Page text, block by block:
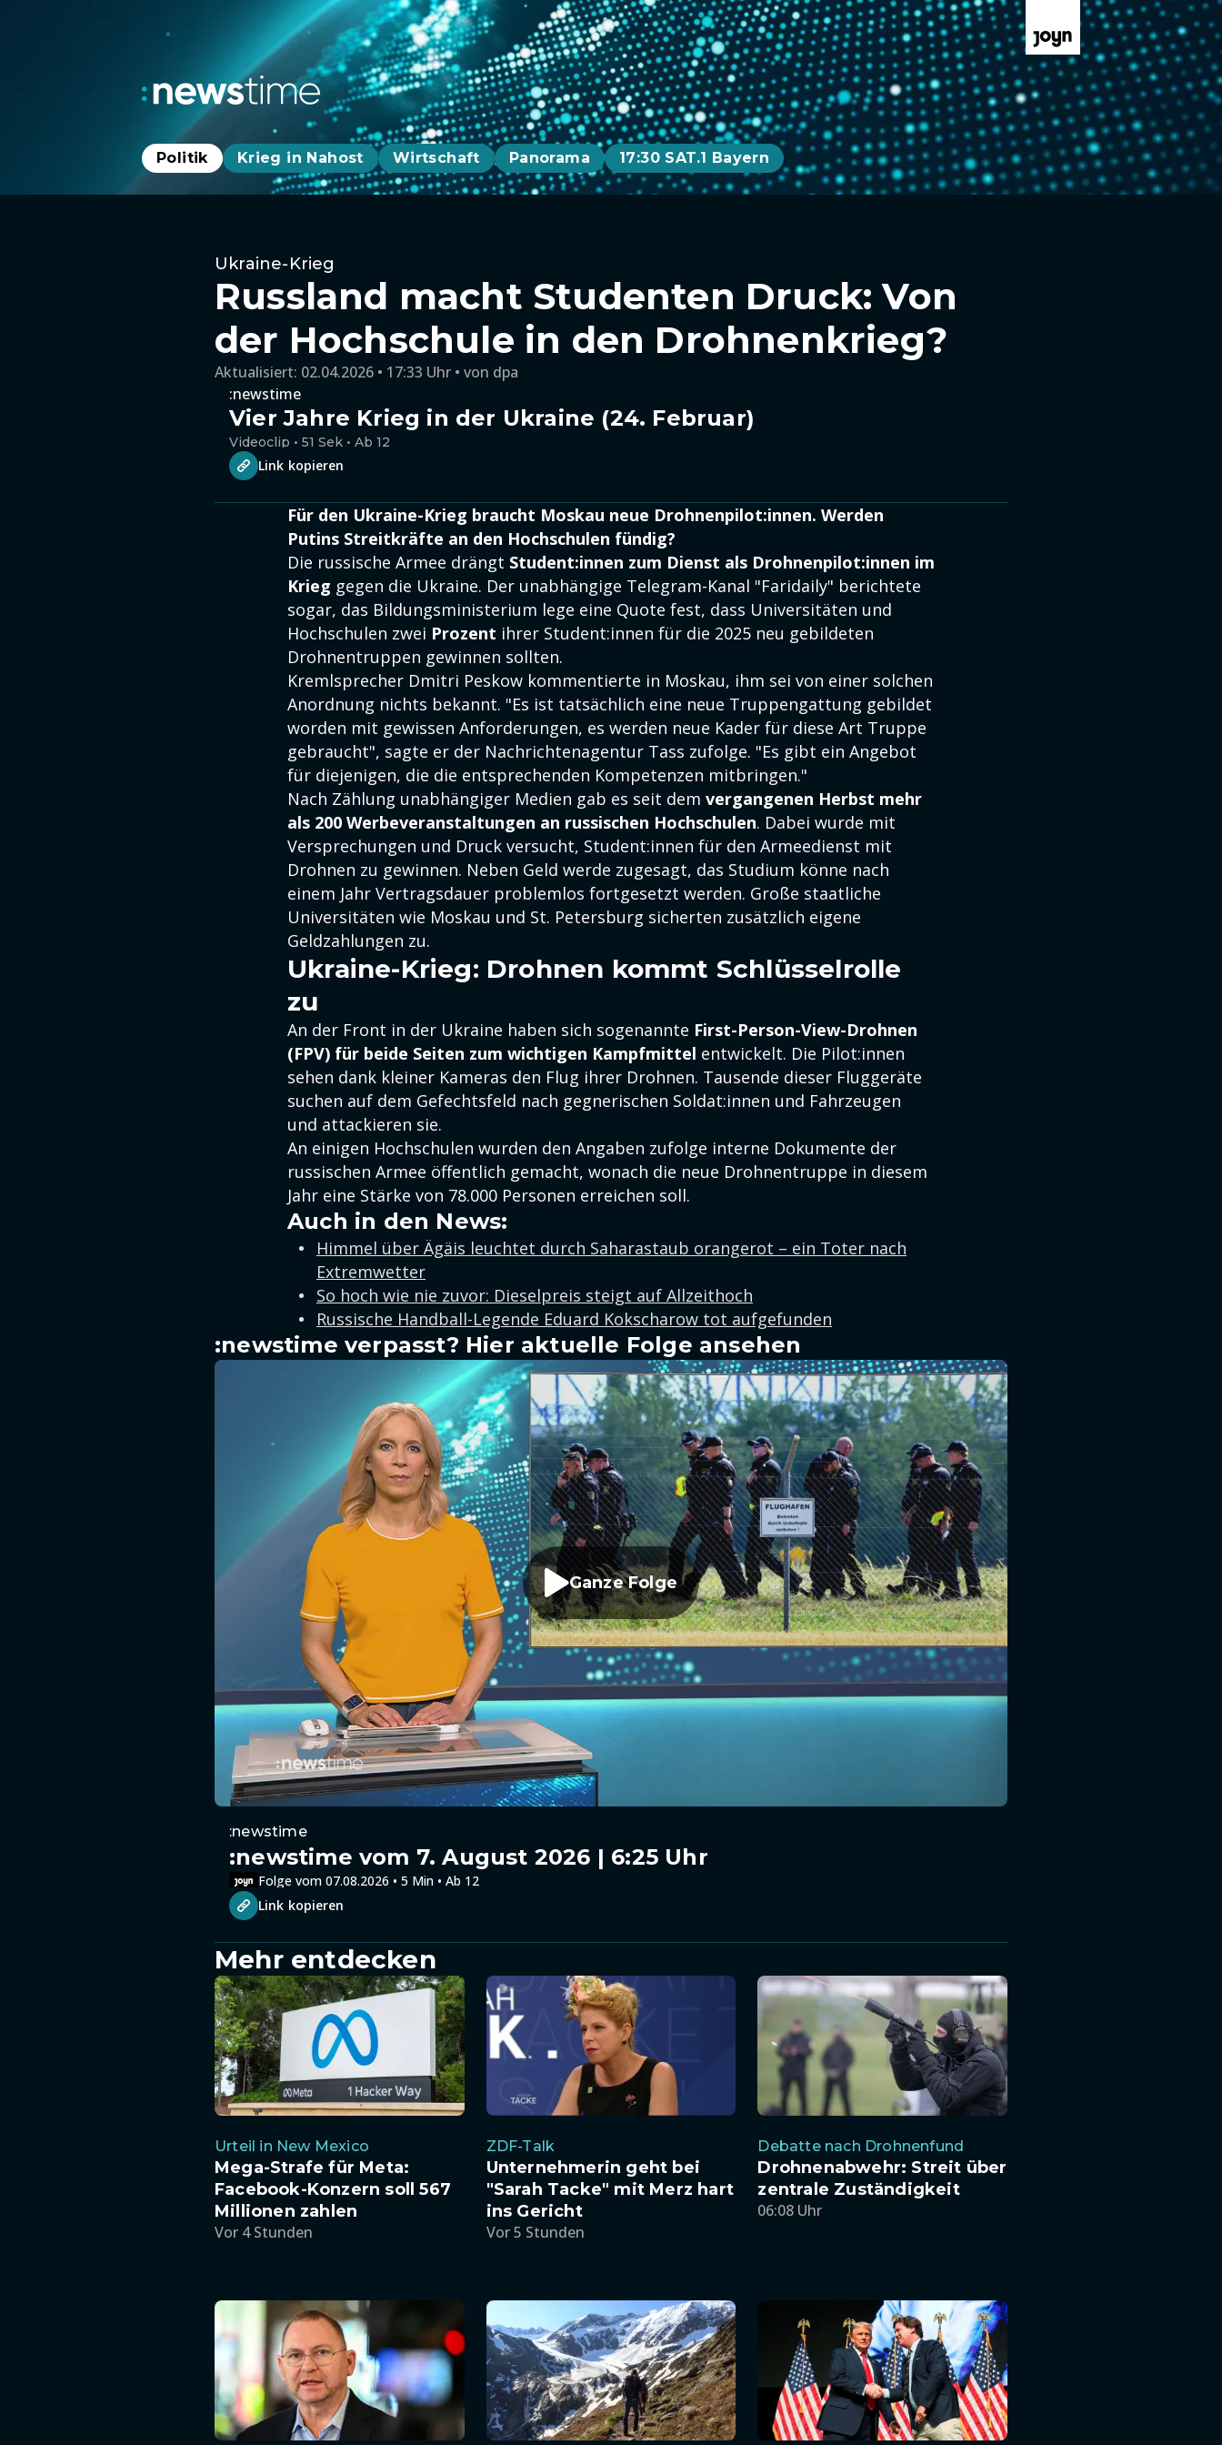
Politik Krieg in Nahost Wirtschaft Panorama 17:30 SAT.1 Bayern
Ukraine-Krieg
Russland macht Studenten Druck: Von
der Hochschule in den Drohnenkrieg?
Aktualisiert: 02.04.2026 • 17:33 Uhr von dpa
:newstime
Vier Jahre Krieg in der Ukraine (24. Februar)
Videoclip • 51 Sek • Ab 12
Link kopieren
Für den Ukraine-Krieg braucht Moskau neue Drohnenpilot:innen. Werden
Putins Streitkräfte an den Hochschulen fündig?
Die russische Armee drängt Student:innen zum Dienst als Drohnenpilot:innen im
Krieg gegen die Ukraine. Der unabhängige Telegram-Kanal "Faridaily" berichtete
sogar, das Bildungsministerium lege eine Quote fest, dass Universitäten und
Hochschulen zwei Prozent ihrer Student:innen für die 2025 neu gebildeten
Drohnentruppen gewinnen sollten.
Kremlsprecher Dmitri Peskow kommentierte in Moskau, ihm sei von einer solchen
Anordnung nichts bekannt. "Es ist tatsächlich eine neue Truppengattung gebildet
worden mit gewissen Anforderungen, es werden neue Kader für diese Art Truppe
gebraucht", sagte er der Nachrichtenagentur Tass zufolge. "Es gibt ein Angebot
für diejenigen, die die entsprechenden Kompetenzen mitbringen."
Nach Zählung unabhängiger Medien gab es seit dem vergangenen Herbst mehr
als 200 Werbeveranstaltungen an russischen Hochschulen. Dabei wurde mit
Versprechungen und Druck versucht, Student:innen für den Armeedienst mit
Drohnen zu gewinnen. Neben Geld werde zugesagt, das Studium könne nach
einem Jahr Vertragsdauer problemlos fortgesetzt werden. Große staatliche
Universitäten wie Moskau und St. Petersburg sicherten zusätzlich eigene
Geldzahlungen zu.
Ukraine-Krieg: Drohnen kommt Schlüsselrolle
zu
An der Front in der Ukraine haben sich sogenannte First-Person-View-Drohnen
(FPV) für beide Seiten zum wichtigen Kampfmittel entwickelt. Die Pilot:innen
sehen dank kleiner Kameras den Flug ihrer Drohnen. Tausende dieser Fluggeräte
suchen auf dem Gefechtsfeld nach gegnerischen Soldat:innen und Fahrzeugen
und attackieren sie.
An einigen Hochschulen wurden den Angaben zufolge interne Dokumente der
russischen Armee öffentlich gemacht, wonach die neue Drohnentruppe in diesem
Jahr eine Stärke von 78.000 Personen erreichen soll.
Auch in den News:
Himmel über Ägäis leuchtet durch Saharastaub orangerot – ein Toter nach
Extremwetter
So hoch wie nie zuvor: Dieselpreis steigt auf Allzeithoch
Russische Handball-Legende Eduard Kokscharow tot aufgefunden
:newstime verpasst? Hier aktuelle Folge ansehen
Ganze Folge
:newstime
:newstime vom 7. August 2026 | 6:25 Uhr
Folge vom 07.08.2026 • 5 Min • Ab 12
Link kopieren
Mehr entdecken
Urteil in New Mexico
Mega-Strafe für Meta:
Facebook-Konzern soll 567
Millionen zahlen
Vor 4 Stunden
ZDF-Talk
Unternehmerin geht bei
"Sarah Tacke" mit Merz hart
ins Gericht
Vor 5 Stunden
Debatte nach Drohnenfund
Drohnenabwehr: Streit über
zentrale Zuständigkeit
06:08 Uhr